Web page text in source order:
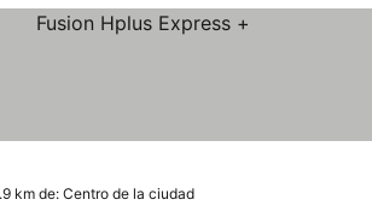
km de: Centro de la ciudad